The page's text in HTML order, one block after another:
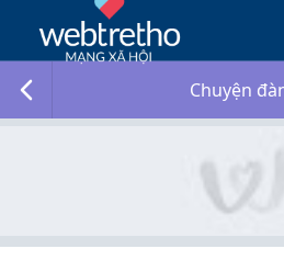
Chuyện